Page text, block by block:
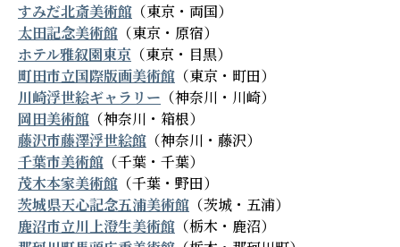
すみだ北斎美術館 （東京・両国）
太田記念美術館 （東京・原宿）
ホテル雅叙園東京 （東京・目黒）
町田市立国際版画美術館 （東京・町田）
川崎浮世絵ギャラリー （神奈川・川崎）
岡田美術館 （神奈川・箱根）
藤沢市藤澤浮世絵館 （神奈川・藤沢）
千葉市美術館 （千葉・千葉）
茂木本家美術館 （千葉・野田）
茨城県天心記念五浦美術館 （茨城・五浦）
鹿沼市立川上澄生美術館 （栃木・鹿沼）